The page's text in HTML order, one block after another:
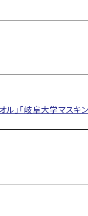
」「岐阜大学マスキ